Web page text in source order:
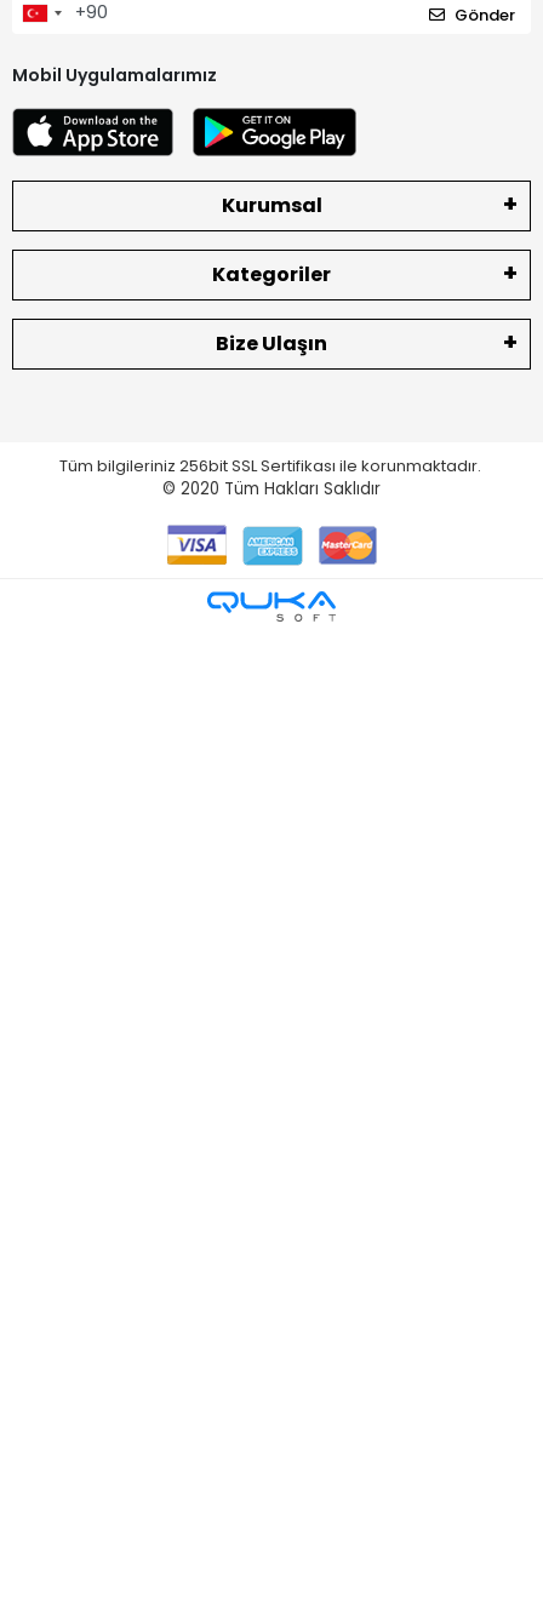
Gönder
Mobil Uygulamalarımız
Kurumsal
Kategoriler
Bize Ulaşın
Tüm bilgileriniz 256bit SSL Sertifikası ile korunmaktadır.
© 2020 Tüm Hakları Saklıdır